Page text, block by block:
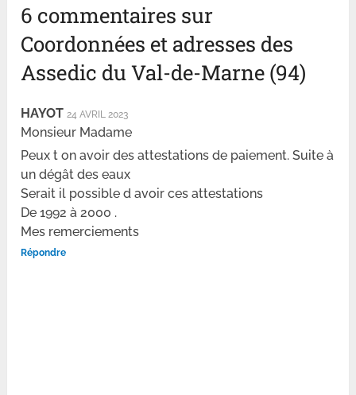
6 commentaires sur
Coordonnées et adresses des
Assedic du Val-de-Marne (94)
HAYOT 24 AVRIL 2023
Monsieur Madame
Peux t on avoir des attestations de paiement. Suite à
un dégât des eaux
Serait il possible d avoir ces attestations
De 1992 à 2000 .
Mes remerciements
Répondre